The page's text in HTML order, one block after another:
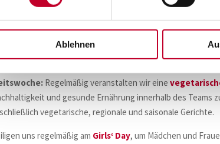
Ablehnen
umgestellt.
Wir achten bei der Organisation von
umzusetzen. Dies beinhaltet die Wahl nachhaltiger
und Fahrgemeinschaften.
Regelmäßig veranstalten wir eine
und gesunde Ernährung innerhalb des Teams
vegetarische, regionale und saisonale Gerichte.
uns regelmäßig am Girls‘ Day, um Mädchen und